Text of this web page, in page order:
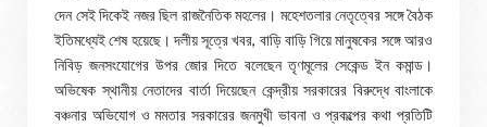
দেন সেই দিকেই নজর ছিল রাজনৈতিক মহলের। মহেশতলার নেতৃত্বের সঙ্গে বৈঠক
ইতিমধ্যেই শেষ হয়েছে। দলীয় সূত্রে খবর, বাড়ি বাড়ি গিয়ে মানুষকের সঙ্গে আরও
নিবিড় জনসংযোগের উপর জোর দিতে বলেছেন তৃণমূলের সেকেন্ড ইন কমান্ড।
অভিষেক স্থানীয় নেতাদের বার্তা দিয়েছেন কেন্দ্রীয় সরকারের বিরুদ্ধে বাংলাকে
বঞ্চনার অভিযোগ ও মমতার সরকারের জনমুখী ভাবনা ও প্রকল্পের কথা প্রতিটি